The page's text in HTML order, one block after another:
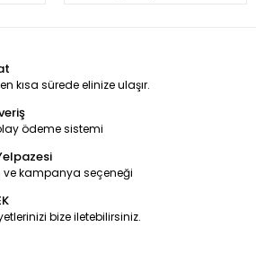
kısa sürede elinize ulaşır.
ödeme sistemi
ve kampanya seçeneği
bize iletebilirsiniz.